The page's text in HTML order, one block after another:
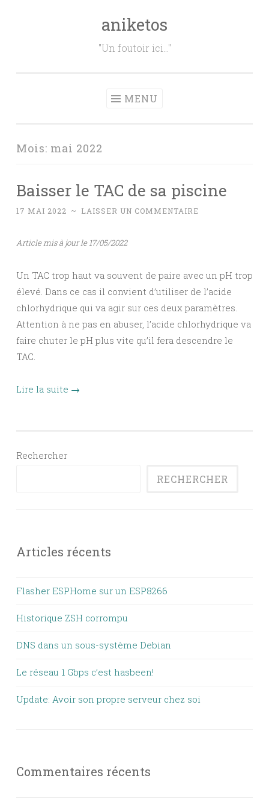
aniketos
"Un foutoir ici…"
MENU
Mois: mai 2022
Baisser le TAC de sa piscine
17 MAI 2022 ~ LAISSER UN COMMENTAIRE
Article mis à jour le 17/05/2022
Un TAC trop haut va souvent de paire avec un pH trop
élevé. Dans ce cas il convient d’utiliser de l’acide
chlorhydrique qui va agir sur ces deux paramètres.
Attention à ne pas en abuser, l’acide chlorhydrique va
faire chuter le pH plus vite qu’il fera descendre le
TAC.
Lire la suite →
Rechercher
RECHERCHER
Articles récents
Flasher ESPHome sur un ESP8266
Historique ZSH corrompu
DNS dans un sous-système Debian
Le réseau 1 Gbps c’est hasbeen!
Update: Avoir son propre serveur chez soi
Commentaires récents